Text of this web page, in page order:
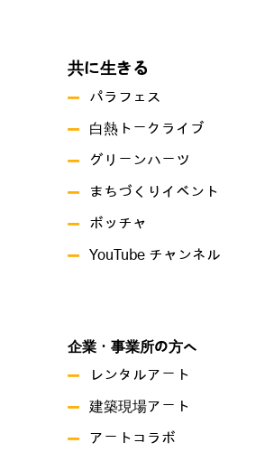
共に生きる
パラフェス
白熱トークライブ
グリーンハーツ
まちづくりイベント
ボッチャ
YouTube チャンネル
企業・事業所の方へ
レンタルアート
建築現場アート
アートコラボ